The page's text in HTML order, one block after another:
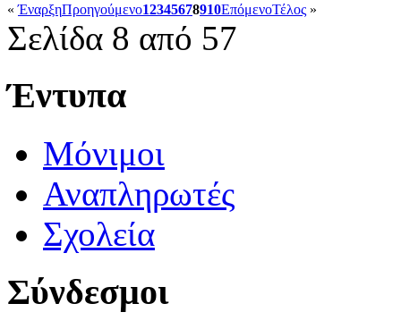
«ΈναρξηΠροηγούμενο12345678910ΕπόμενοΤέλος »
Σελίδα 8 από 57
Έντυπα
Μόνιμοι
Αναπληρωτές
Σχολεία
Σύνδεσμοι